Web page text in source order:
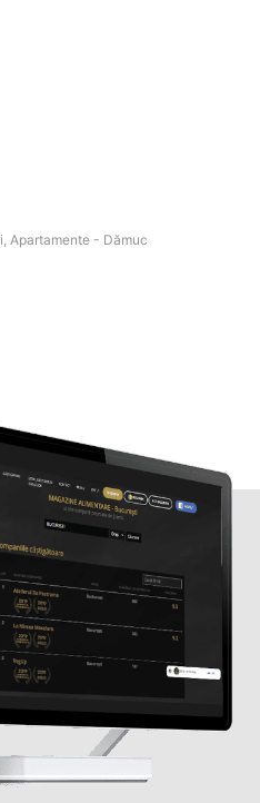
Apartamente - Dămuc